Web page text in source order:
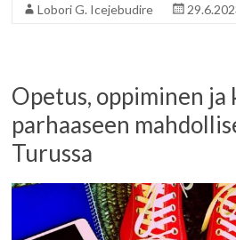
Lobori G. Icejebudire
Opetus, oppiminen
parhaaseen
Turussa